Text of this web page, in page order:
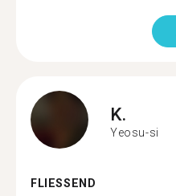
K.
Yeosu-si
FLIESSEND